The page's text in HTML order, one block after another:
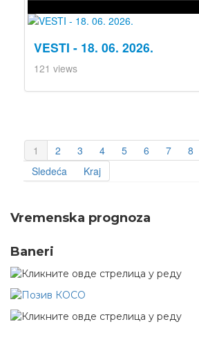
VESTI - 18. 06. 2026.
121 views
1 2 3 4 5 6 7 8
Sledeća
Kraj
Vremenska prognoza
Baneri